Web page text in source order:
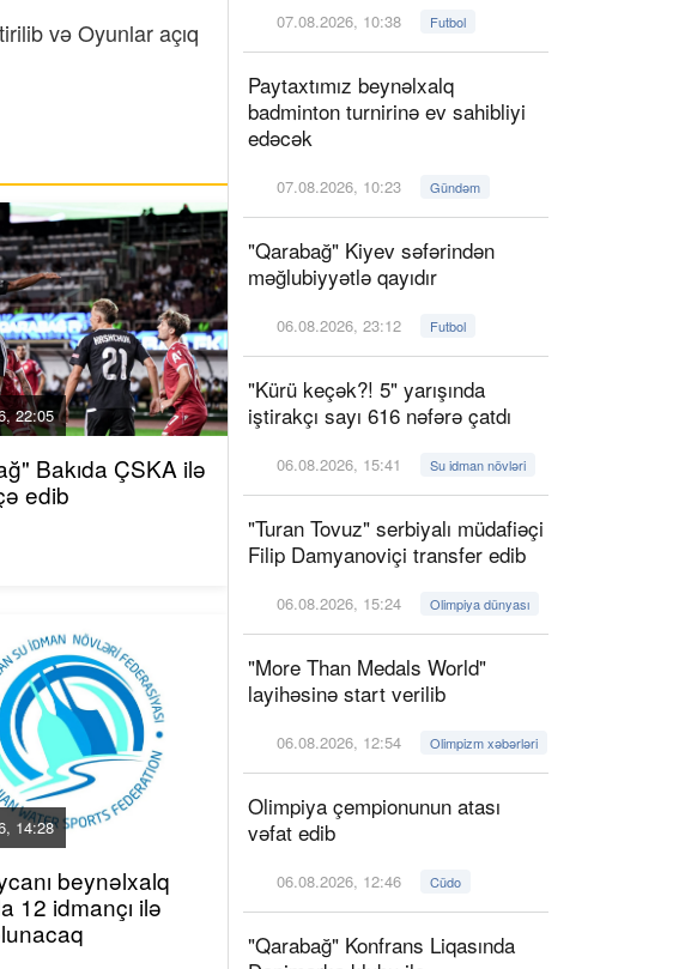
və Oyunlar açıq
22:05
Bakıda ÇSKA ilə
edib
14:28
beynəlxalq
12 idmançı ilə
07.08.2026, 10:38 Futbol
Paytaxtımız beynəlxalq
badminton turnirinə ev sahibliyi
edəcək
07.08.2026, 10:23 Gündəm
"Qarabağ" Kiyev səfərindən
məğlubiyyətlə qayıdır
06.08.2026, 23:12 Futbol
"Kürü keçək?! 5" yarışında
iştirakçı sayı 616 nəfərə çatdı
06.08.2026, 15:41 Su idman növləri
"Turan Tovuz" serbiyalı müdafiəçi
Filip Damyanoviçi transfer edib
06.08.2026, 15:24 Olimpiya dünyası
"More Than Medals World"
layihəsinə start verilib
06.08.2026, 12:54 Olimpizm xəbərləri
Olimpiya çempionunun atası
vəfat edib
06.08.2026, 12:46 Cüdo
"Qarabağ" Konfrans Liqasında